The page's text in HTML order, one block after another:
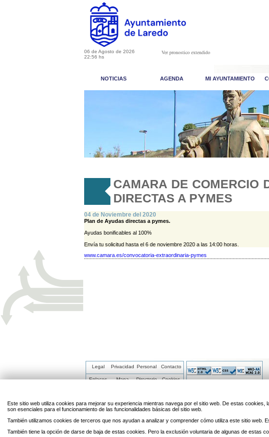
06 de Agosto de 2026
22:56 hs
Ver pronostico extendido
NOTICIAS AGENDA MI AYUNTAMIENTO
CAMARA DE COMERCIO
DIRECTAS A PYMES
04 de Noviembre del 2020
Plan de Ayudas directas a pymes.
Ayudas bonificables al 100%
Envía tu solicitud hasta el 6 de noviembre 2020 a las 14:00 horas.
www.camara.es/convocatoria-extraordinaria-pymes
Legal Privacidad Personal Contacto
Enlaces Mapa Directorio Cookies
Este sitio web utiliza cookies para mejorar su experiencia mientras navega por el sitio web. De estas
son esenciales para el funcionamiento de las funcionalidades básicas del sitio web.
También utilizamos cookies de terceros que nos ayudan a analizar y comprender cómo utiliza este sitio web.
También tiene la opción de darse de baja de estas cookies. Pero la exclusión voluntaria de algunas de estas